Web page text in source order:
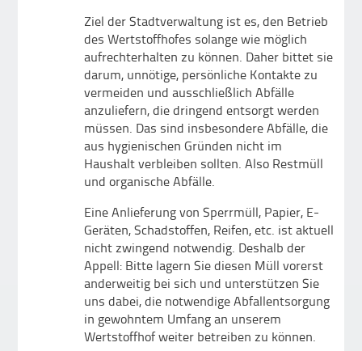
Ziel der Stadtverwaltung ist es, den Betrieb
des Wertstoffhofes solange wie möglich
aufrechterhalten zu können. Daher bittet sie
darum, unnötige, persönliche Kontakte zu
vermeiden und ausschließlich Abfälle
anzuliefern, die dringend entsorgt werden
müssen. Das sind insbesondere Abfälle, die
aus hygienischen Gründen nicht im
Haushalt verbleiben sollten. Also Restmüll
und organische Abfälle.
Eine Anlieferung von Sperrmüll, Papier, E-
Geräten, Schadstoffen, Reifen, etc. ist aktuell
nicht zwingend notwendig. Deshalb der
Appell: Bitte lagern Sie diesen Müll vorerst
anderweitig bei sich und unterstützen Sie
uns dabei, die notwendige Abfallentsorgung
in gewohntem Umfang an unserem
Wertstoffhof weiter betreiben zu können.